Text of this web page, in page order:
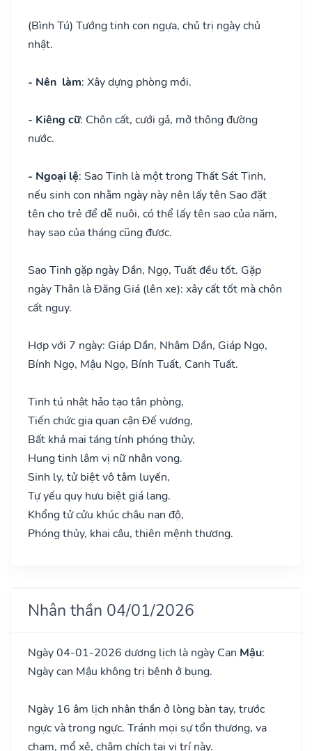
(Bình Tú) Tướng tinh con ngựa, chủ trị ngày chủ
nhật.
- Nên làm: Xây dựng phòng mới.
- Kiêng cữ: Chôn cất, cưới gả, mở thông đường
nước.
- Ngoại lệ: Sao Tinh là một trong Thất Sát Tinh,
nếu sinh con nhằm ngày này nên lấy tên Sao đặt
tên cho trẻ để dễ nuôi, có thể lấy tên sao của năm,
hay sao của tháng cũng được.
Sao Tinh gặp ngày Dần, Ngọ, Tuất đều tốt. Gặp
ngày Thân là Đăng Giá (lên xe): xây cất tốt mà chôn
cất nguy.
Hợp với 7 ngày: Giáp Dần, Nhâm Dần, Giáp Ngọ,
Bính Ngọ, Mậu Ngọ, Bính Tuất, Canh Tuất.
Tinh tú nhật hảo tạo tân phòng,
Tiến chức gia quan cận Đế vương,
Bất khả mai táng tính phóng thủy,
Hung tinh lâm vị nữ nhân vong.
Sinh ly, tử biệt vô tâm luyến,
Tự yếu quy hưu biệt giá lang.
Khổng tử cửu khúc châu nan độ,
Phóng thủy, khai câu, thiên mệnh thương.
Nhân thần 04/01/2026
Ngày 04-01-2026 dương lịch là ngày Can Mậu:
Ngày can Mậu không trị bệnh ở bụng.
Ngày 16 âm lịch nhân thần ở lòng bàn tay, trước
ngực và trong ngực. Tránh mọi sự tổn thương, va
chạm, mổ xẻ, châm chích tại vị trí này.